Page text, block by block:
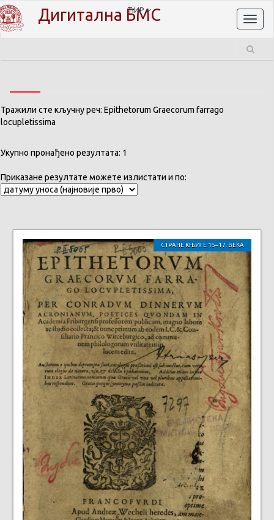
Дигитална БМС
ЋИР
Тражили сте кључну реч: Epithetorum Graecorum farrago
locupletissima
Укупно пронађено резултата: 1
Приказане резултате можете излистати и по:
СТРАНЕ КЊИГЕ 15–17. ВЕКА